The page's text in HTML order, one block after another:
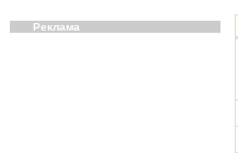
Реклама